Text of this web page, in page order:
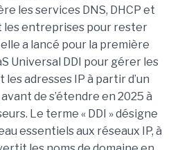
les services DNS, DHCP et
les entreprises pour rester
a lancé pour la première
Universal DDI pour gérer les
les adresses IP à partir d’un
de s’étendre en 2025 à
Le terme « DDI » désigne
essentiels aux réseaux IP, à